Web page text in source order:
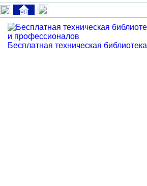
Бесплатная техническая библиотека